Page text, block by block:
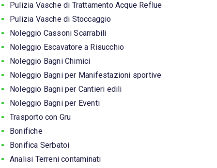
Pulizia Vasche di Trattamento Acque Reflue
Pulizia Vasche di Stoccaggio
Noleggio Cassoni Scarrabili
Noleggio Escavatore a Risucchio
Noleggio Bagni Chimici
Noleggio Bagni per Manifestazioni sportive
Noleggio Bagni per Cantieri edili
Noleggio Bagni per Eventi
Trasporto con Gru
Bonifiche
Bonifica Serbatoi
Analisi Terreni contaminati